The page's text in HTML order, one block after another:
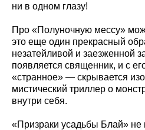
ни в одном глазу!
Про «Полуночную мессу»
это еще один прекрасный
незатейливой и заезженной
появляется священник, и с
«странное» — скрывается
мистический триллер о
внутри себя.
«Призраки усадьбы Блай» не